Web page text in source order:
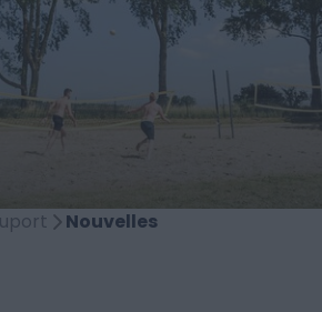
Nouvelles